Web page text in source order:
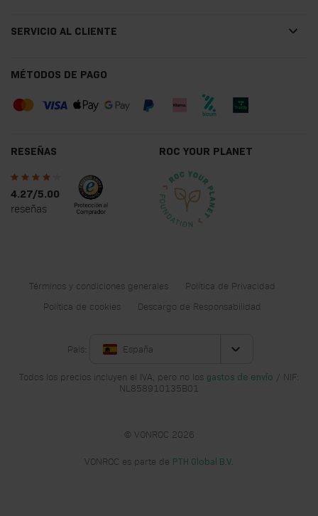
SERVICIO AL CLIENTE
MÉTODOS DE PAGO
RESEÑAS
4.27/5.00
reseñas
ROC YOUR PLANET
Términos y condiciones generales
Política de Privacidad
Política de cookies
Descargo de Responsabilidad
País: España
Todos los precios incluyen el IVA, pero no los gastos de envío / NIF:
NL858910135B01
© VONROC 2026
VONROC es parte de PTH Global B.V.